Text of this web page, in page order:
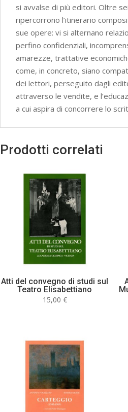
si avvalse di più editori. Oltre
ripercorrono l’itinerario
sue opere: vi si alternano
perfino confidenziali,
amarezze, trattative
come, in concreto, siano
dei lettori, perseguito dagli
attraverso le vendite, e
a cui aspira di concorrere lo
Prodotti correlati
Atti del convegno di studi sul
Teatro Elisabettiano
15,00 €